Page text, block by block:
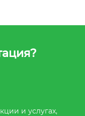
и услугах,